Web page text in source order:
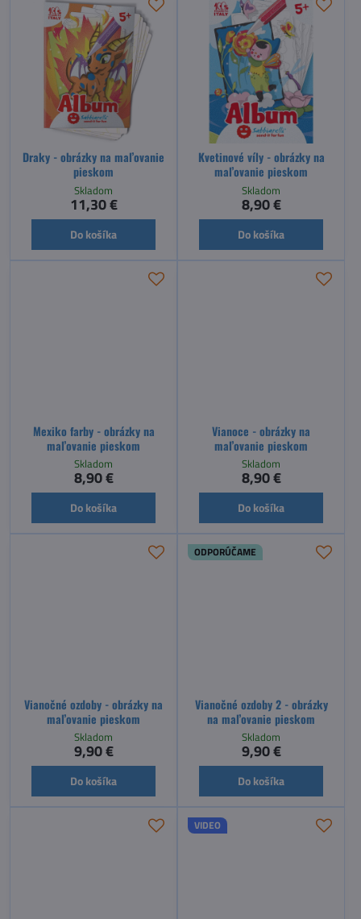
Draky - obrázky na maľovanie
pieskom
Skladom
11,30 €
Do košíka
Kvetinové víly - obrázky na
maľovanie pieskom
Skladom
8,90 €
Do košíka
Mexiko farby - obrázky na
maľovanie pieskom
Skladom
8,90 €
Do košíka
Vianoce - obrázky na
maľovanie pieskom
Skladom
8,90 €
Do košíka
Vianočné ozdoby - obrázky na
maľovanie pieskom
Skladom
9,90 €
Do košíka
ODPORÚČAME
Vianočné ozdoby 2 - obrázky
na maľovanie pieskom
Skladom
9,90 €
Do košíka
VIDEO